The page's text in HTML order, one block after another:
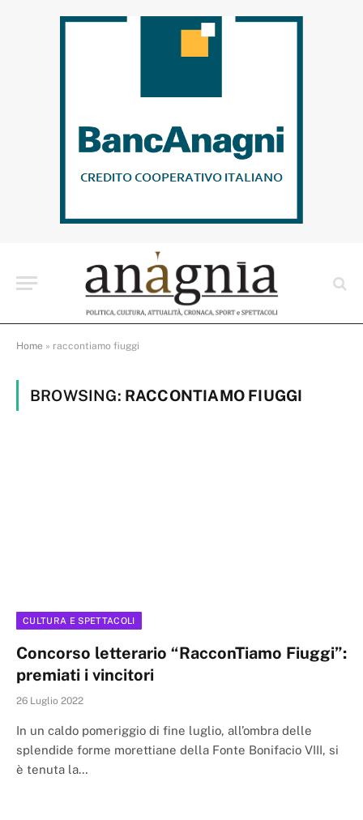
Home » raccontiamo fiuggi
BROWSING: RACCONTIAMO FIUGGI
CULTURA E SPETTACOLI
Concorso letterario “RacconTiamo Fiuggi”:
premiati i vincitori
26 Luglio 2022
In un caldo pomeriggio di fine luglio, all’ombra delle
splendide forme morettiane della Fonte Bonifacio VIII, si
è tenuta la…